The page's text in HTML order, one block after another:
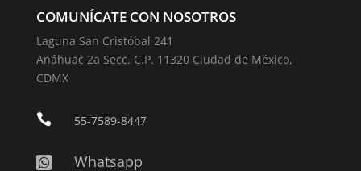
COMUNÍCATE CON NOSOTROS
Laguna San Cristóbal 241
Anáhuac 2a Secc. C.P. 11320 Ciudad de México,
CDMX
 55-7589-8447
 Whatsapp